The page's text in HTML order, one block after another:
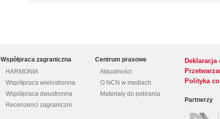
Współpraca zagraniczna
HARMONIA
Współpraca wielostronna
Współpraca dwustronna
Recenzenci zagraniczni
Centrum prasowe
Aktualności
O NCN w mediach
Materiały do pobrania
Polityka
Partnerzy